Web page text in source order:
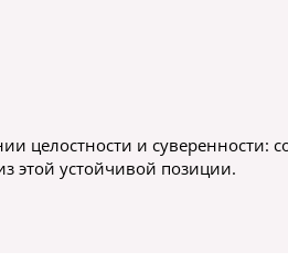
и суверенности:
этой устойчивой позиции.